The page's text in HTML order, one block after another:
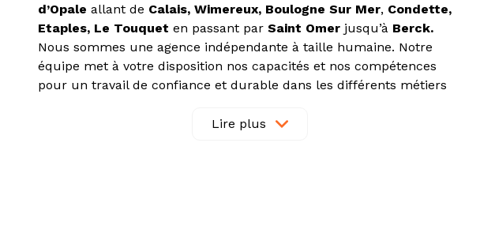
d’Opale allant de Calais, Wimereux, Boulogne Sur Mer, Condette,
Etaples, Le Touquet en passant par Saint Omer jusqu’à Berck.
Nous sommes une agence indépendante à taille humaine. Notre
équipe met à votre disposition nos capacités et nos compétences
pour un travail de confiance et durable dans les différents métiers
gestion locative.
Lire plus